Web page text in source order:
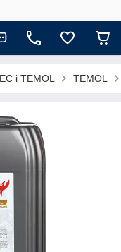
і TEMOL TEMOL